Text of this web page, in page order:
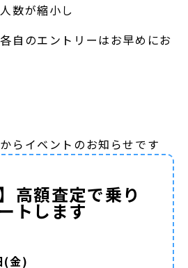
数が縮小し
自のエントリーはお早めにお
らイベントのお知らせです
高額査定で乗り
トします
(金)